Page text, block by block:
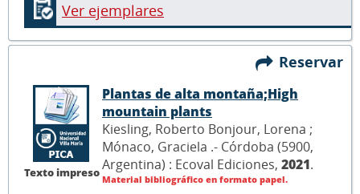
Ver ejemplares
Reservar
Texto impreso
Plantas de alta montaña;High
mountain plants
Kiesling, Roberto Bonjour, Lorena ;
Mónaco, Graciela .- Córdoba (5900,
Argentina) : Ecoval Ediciones, 2021.
Material bibliográfico en formato papel.